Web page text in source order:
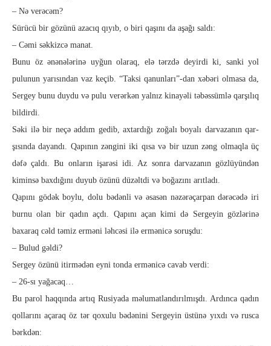
– Nə verəcəm?
Sürücü bir gözünü azacıq qıyıb, o biri qaşını da aşağı saldı:
– Cəmi səkkizcə manat.
Bunu öz ənənələrinə uyğun olaraq, elə tərzdə deyirdi ki, san­­ki yol
pulunun yarısından vaz keçib. “Taksi qanunları”-dan xəbəri olmasa da,
Sergey bunu duydu və pulu verərkən yal­nız kinayəli təbəssümlə qarşılıq
bildirdi.
Səki ilə bir neçə addım gedib, axtardığı zoğalı boyalı darvazanın qar­
şısında dayandı. Qapının zəngini iki qısa və bir uzun zəng ol­maq­la üç
dəfə çaldı. Bu onların işarəsi idi. Az sonra darvazanın göz­lüyündən
kiminsə baxdığını duyub özünü düzəltdi və boğa­zı­nı arıtladı.
Qapını gödək boylu, dolu bədənli və əsasən nəzərəçarpan dərəcədə iri
burnu olan bir qadın açdı. Qapını açan kimi də Sergeyin göz­lərinə
baxaraq cəld təmiz erməni ləhcəsi ilə ermənicə soruş­du:
– Bulud gəldi?
Sergey özünü itirmədən eyni tonda ermənicə cavab verdi:
– 26-sı yağacaq…
Bu parol haqqında artıq Rusiyada məlumatlandırılmışdı. Ardınca qadın
qol­larını açaraq öz tər qoxulu bədənini Sergeyin üstünə yıxdı və rus­ca
bərkdən: